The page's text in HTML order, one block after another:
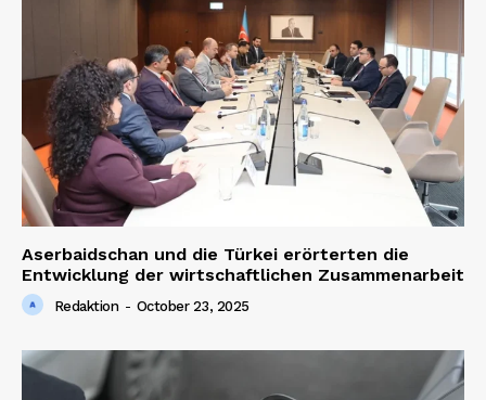
Aserbaidschan und die Türkei erörterten die
Entwicklung der wirtschaftlichen Zusammenarbeit
Redaktion - October 23, 2025